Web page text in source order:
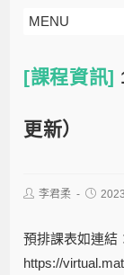
MENU
[課程資訊]
更新）
李君柔
預排課表如連結
https://